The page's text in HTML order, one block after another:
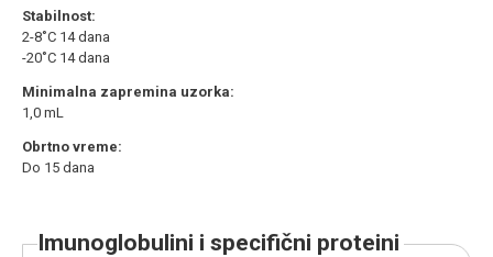
Stabilnost:
2-8˚C 14 dana
-20˚C 14 dana
Minimalna zapremina uzorka:
1,0 mL
Obrtno vreme:
Do 15 dana
imunoglobulini i specifični proteini